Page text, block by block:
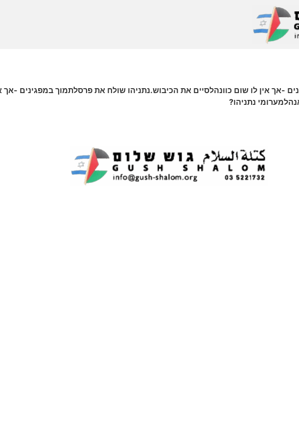
-אך אין לו שום כוונהלסיים את הכיבוש.נתניהו שולח את פרסלתמוך במפגינים -אך
נתניהו?